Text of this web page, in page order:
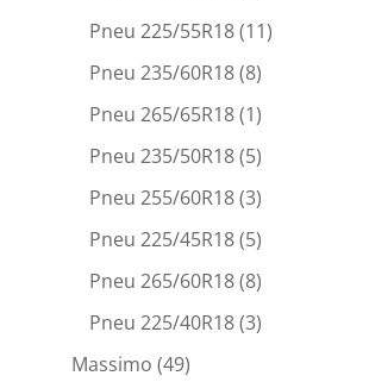
Pneu 225/55R18(11)
Pneu 235/60R18(8)
Pneu 265/65R18(1)
Pneu 235/50R18(5)
Pneu 255/60R18(3)
Pneu 225/45R18(5)
Pneu 265/60R18(8)
Pneu 225/40R18(3)
Massimo (49)